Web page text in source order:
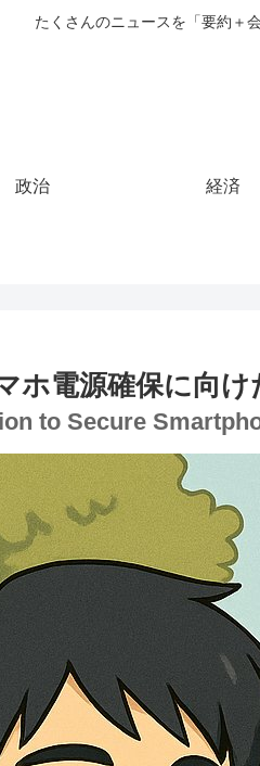
たくさんのニュースを「要約＋
政治 経済
ホ電源確保に向け
to Secure